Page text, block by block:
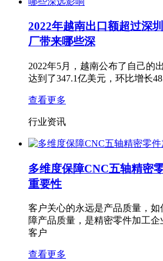
2022年越南出口额超过深
厂带来哪些深
2022年5月，越南公布了自己的
达到了347.1亿美元，环比增长
查看更多
行业资讯
多维度保障CNC五轴精密
重要性
客户关心的永远是产品质量，
障产品质量，是精密零件加工
客户
查看更多